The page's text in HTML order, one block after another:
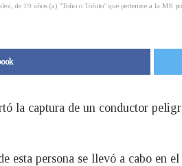
de 19 años (a) "Toño o Toñito" que pertenece a la
la captura de un conductor
esta persona se llevó a cabo en